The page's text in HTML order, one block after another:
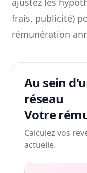
ajustez les
frais, publicité)
rémunération
Au sein
réseau
Votre
Calculez vos
actuelle.